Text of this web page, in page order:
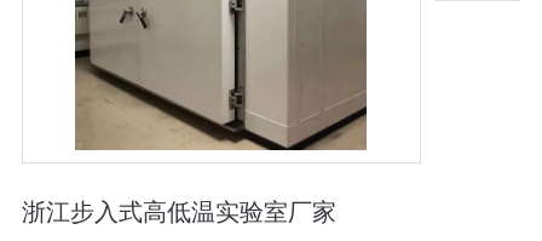
浙江步入式高低温实验室厂家